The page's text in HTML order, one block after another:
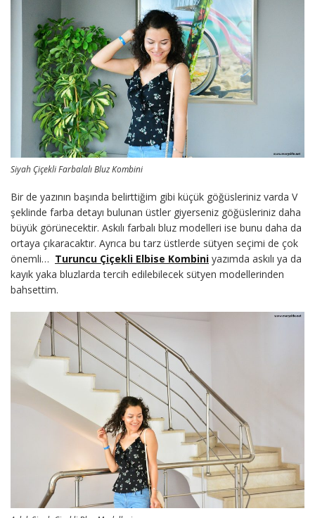
Siyah Çiçekli Farbalalı Bluz Kombini
Bir de yazının başında belirttiğim gibi küçük göğüsleriniz varda V
şeklinde farba detayı bulunan üstler giyerseniz göğüsleriniz daha
büyük görünecektir. Askılı farbalı bluz modelleri ise bunu daha da
ortaya çıkaracaktır. Ayrıca bu tarz üstlerde sütyen seçimi de çok
önemli… Turuncu Çiçekli Elbise Kombini yazımda askılı ya da
kayık yaka bluzlarda tercih edilebilecek sütyen modellerinden
bahsettim.